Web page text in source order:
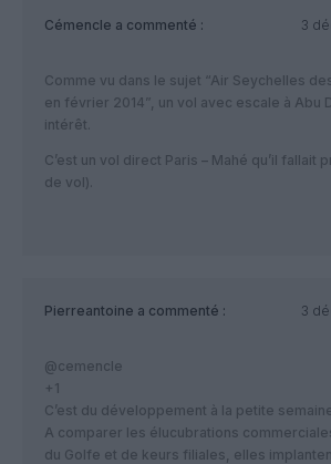
Cémencle a commenté :
3
Comme vu dans le sujet “Air Seychelles
en février 2014”, un vol avec escale à Abu
intérêt.
C’est un vol direct Paris – Mahé qu’il fallait
de vol).
Pierreantoine a commenté :
3
@cemencle
+1
C’est du développement à la petite
A comparer les élucubrations
du Golfe et de keurs filiales, elles